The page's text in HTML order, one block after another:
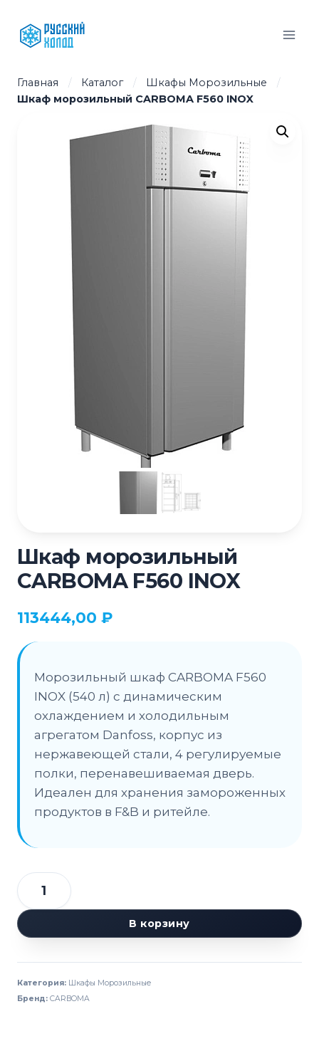
содержимому
Главная / Каталог / Шкафы Морозильные
/
Шкаф морозильный CARBOMA F560 INOX
Шкаф морозильный
CARBOMA F560 INOX
113444,00 ₽
Морозильный шкаф CARBOMA F560
INOX (540 л) с динамическим
охлаждением и холодильным
агрегатом Danfoss, корпус из
нержавеющей стали, 4 регулируемые
полки, перенавешиваемая дверь.
Идеален для хранения замороженных
продуктов в F&B и ритейле.
Количество
товара
Шкаф
F560
В корзину
Категория: Шкафы Морозильные
Бренд: CARBOMA